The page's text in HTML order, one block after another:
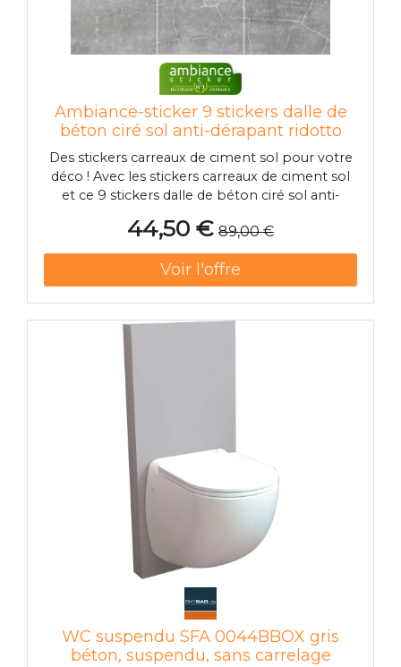
Ambiance-sticker 9 stickers dalle de
béton ciré sol anti-dérapant ridotto
Des stickers carreaux de ciment sol pour votre
déco ! Avec les stickers carreaux de ciment sol
et ce 9 stickers dalle de béton ciré sol anti-
harmoniser la décoration de votre sol avec celle
de vos murs ! Nos stickers carrelages sol &
imitations carrelage sont tr
44,50 € 89,00 €
WC suspendu SFA 0044BBOX gris
béton, suspendu, sans carrelage